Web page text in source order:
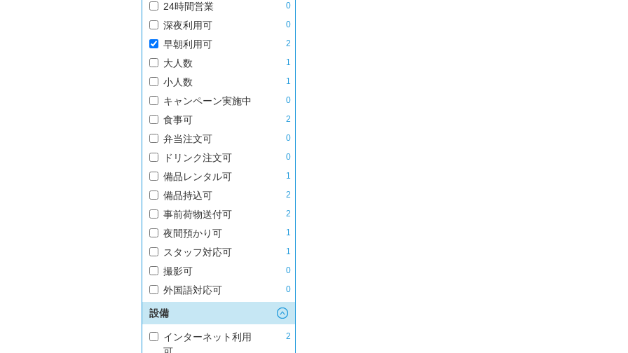
24時間営業 0
深夜利用可 0
早朝利用可 2
大人数 1
小人数 1
キャンペーン実施中 0
食事可 2
弁当注文可 0
ドリンク注文可 0
備品レンタル可 1
備品持込可 2
事前荷物送付可 2
夜間預かり可 1
スタッフ対応可 1
撮影可 0
外国語対応可 0
設備
インターネット利用
2